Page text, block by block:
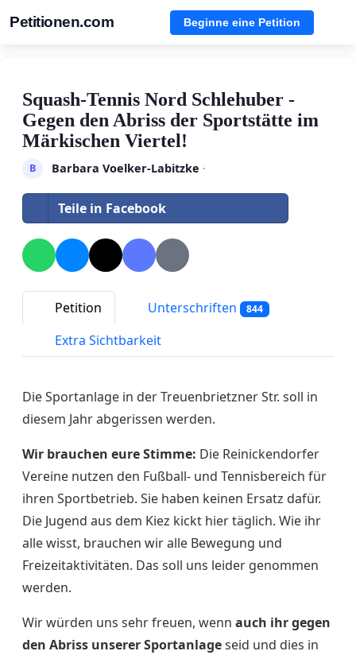
Petitionen.com Beginne eine Petition
Squash-Tennis Nord Schlehuber -
Gegen den Abriss der Sportstätte im
Märkischen Viertel!
B Barbara Voelker-Labitzke ·
Teile in Facebook
Petition Unterschriften 844
Extra Sichtbarkeit
Die Sportanlage in der Treuenbrietzner Str. soll in
diesem Jahr abgerissen werden.
Wir brauchen eure Stimme: Die Reinickendorfer
Vereine nutzen den Fußball- und Tennisbereich für
ihren Sportbetrieb. Sie haben keinen Ersatz dafür.
Die Jugend aus dem Kiez kickt hier täglich. Wie ihr
alle wisst, brauchen wir alle Bewegung und
Freizeitaktivitäten. Das soll uns leider genommen
werden.
Wir würden uns sehr freuen, wenn auch ihr gegen
den Abriss unserer Sportanlageseid und dies in